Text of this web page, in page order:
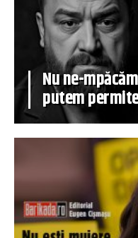
Nu ne-
putem